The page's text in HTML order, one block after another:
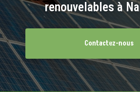
renouvelables à
Contactez-nous